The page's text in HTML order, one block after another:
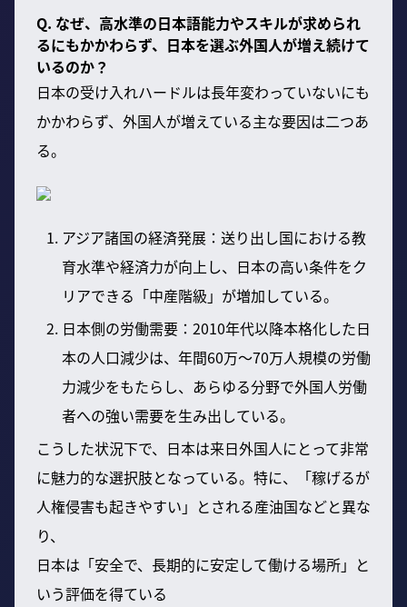
Q. なぜ、高水準の日本語能力やスキルが求められ
るにもかかわらず、日本を選ぶ外国人が増え続けて
いるのか？
日本の受け入れハードルは長年変わっていないにも
かかわらず、外国人が増えている主な要因は二つあ
る。
アジア諸国の経済発展：送り出し国における教
育水準や経済力が向上し、日本の高い条件をク
リアできる「中産階級」が増加している。
日本側の労働需要：2010年代以降本格化した日
本の人口減少は、年間60万〜70万人規模の労働
力減少をもたらし、あらゆる分野で外国人労働
者への強い需要を生み出している。
こうした状況下で、日本は来日外国人にとって非常
に魅力的な選択肢となっている。特に、「稼げるが
人権侵害も起きやすい」とされる産油国などと異な
り、
日本は「安全で、長期的に安定して働ける場所」と
いう評価を得ている